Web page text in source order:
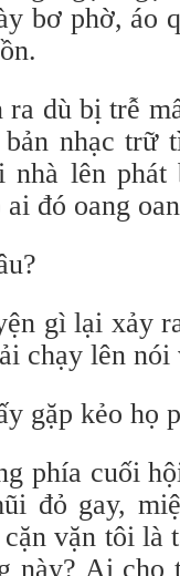
bơ phờ, áo
dù bị trễ
nhạc trữ
nhà lên
đó oang
gì lại xảy
chạy lên
gặp kẻo họ
phía cuối
đỏ gay,
vặn tôi là
này? Ai cho